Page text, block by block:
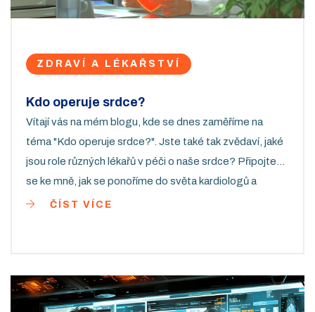
ZDRAVÍ A LÉKAŘSTVÍ
Kdo operuje srdce?
Vítají vás na mém blogu, kde se dnes zaměříme na
téma "Kdo operuje srdce?". Jste také tak zvědaví, jaké
jsou role různých lékařů v péči o naše srdce? Připojte
se ke mně, jak se ponoříme do světa kardiologů a
srdcových chirurgů. Společně prozkoumáme, co dělají a
ČÍST VÍCE